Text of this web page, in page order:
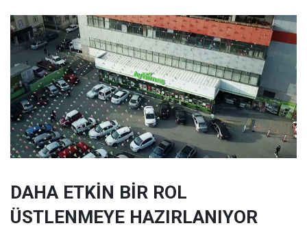
DAHA ETKİN BİR ROL
ÜSTLENMEYE HAZIRLANIYOR